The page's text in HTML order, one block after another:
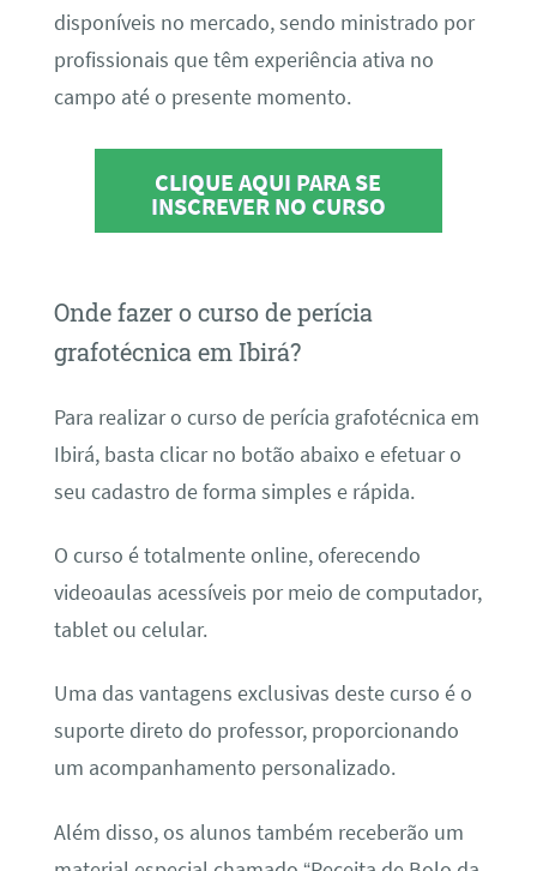
disponíveis no mercado, sendo ministrado por
profissionais que têm experiência ativa no
campo até o presente momento.
CLIQUE AQUI PARA SE
INSCREVER NO CURSO
Onde fazer o curso de perícia
grafotécnica em Ibirá?
Para realizar o curso de perícia grafotécnica em
Ibirá, basta clicar no botão abaixo e efetuar o
seu cadastro de forma simples e rápida.
O curso é totalmente online, oferecendo
videoaulas acessíveis por meio de computador,
tablet ou celular.
Uma das vantagens exclusivas deste curso é o
suporte direto do professor, proporcionando
um acompanhamento personalizado.
Além disso, os alunos também receberão um